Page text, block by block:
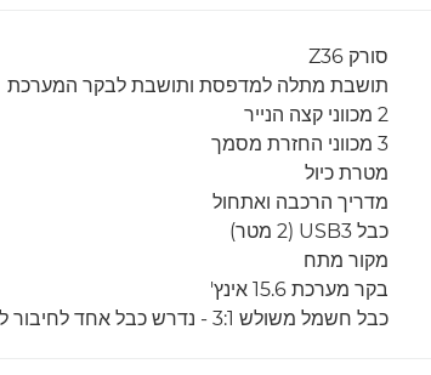
סורק Z36
תושבת מתלה למדפסת ותושבת לבקר המערכת
2 מכווני קצה הנייר
3 מכווני החזרת מסמך
מטרת כיול
מדריך הרכבה ואתחול
כבל USB3 (2 מטר)
מקור מתח
בקר מערכת 15.6 אינץ'
כבל חשמל משולש 3:1 - נדרש כבל אחד לחיבור לרשת החשמל (לא כלול)